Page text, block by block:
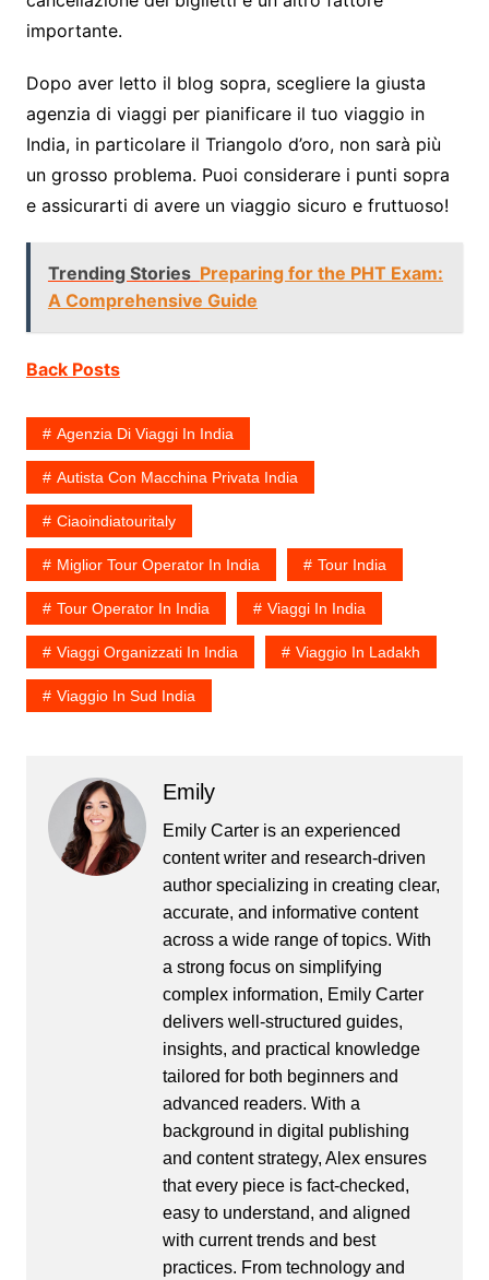
importante.
Dopo aver letto il blog sopra, scegliere la giusta
agenzia di viaggi per pianificare il tuo viaggio in
India, in particolare il Triangolo d’oro, non sarà più
un grosso problema. Puoi considerare i punti sopra
e assicurarti di avere un viaggio sicuro e fruttuoso!
Trending Stories Preparing for the PHT Exam:
A Comprehensive Guide
Back Posts
Agenzia Di Viaggi In India
Autista Con Macchina Privata India
Ciaoindiatouritaly
Miglior Tour Operator In India Tour India
Tour Operator In India Viaggi In India
Viaggi Organizzati In India Viaggio In Ladakh
Viaggio In Sud India
Emily
Emily Carter is an experienced
content writer and research-driven
author specializing in creating clear,
accurate, and informative content
across a wide range of topics. With
a strong focus on simplifying
complex information, Emily Carter
delivers well-structured guides,
insights, and practical knowledge
tailored for both beginners and
advanced readers. With a
background in digital publishing
and content strategy, Alex ensures
that every piece is fact-checked,
easy to understand, and aligned
with current trends and best
practices. From technology and